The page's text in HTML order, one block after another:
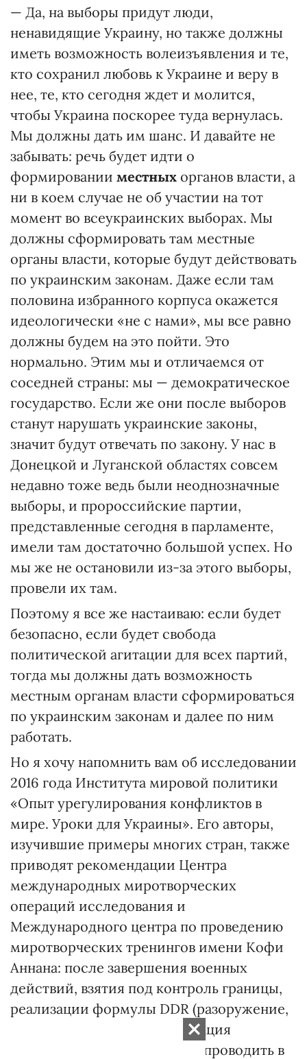
— Да, на выборы придут люди,
ненавидящие Украину, но также должны
иметь возможность волеизъявления и те,
кто сохранил любовь к Украине и веру в
нее, те, кто сегодня ждет и молится,
чтобы Украина поскорее туда вернулась.
Мы должны дать им шанс. И давайте не
забывать: речь будет идти о
формировании местных органов власти, а
ни в коем случае не об участии на тот
момент во всеукраинских выборах. Мы
должны сформировать там местные
органы власти, которые будут действовать
по украинским законам. Даже если там
половина избранного корпуса окажется
идеологически «не с нами», мы все равно
должны будем на это пойти. Это
нормально. Этим мы и отличаемся от
соседней страны: мы — демократическое
государство. Если же они после выборов
станут нарушать украинские законы,
значит будут отвечать по закону. У нас в
Донецкой и Луганской областях совсем
недавно тоже ведь были неоднозначные
выборы, и пророссийские партии,
представленные сегодня в парламенте,
имели там достаточно большой успех. Но
мы же не остановили из-за этого выборы,
провели их там.
Поэтому я все же настаиваю: если будет
безопасно, если будет свобода
политической агитации для всех партий,
тогда мы должны дать возможность
местным органам власти сформироваться
по украинским законам и далее по ним
работать.
Но я хочу напомнить вам об исследовании
2016 года Института мировой политики
«Опыт урегулирования конфликтов в
мире. Уроки для Украины». Его авторы,
изучившие примеры многих стран, также
приводят рекомендации Центра
международных миротворческих
операций исследования и
Международного центра по проведению
миротворческих тренингов имени Кофи
Аннана: после завершения военных
действий, взятия под контроль границы,
реализации формулы DDR (разоружение,
демилитаризация, реинтеграция
комбатантов) выборы нужно проводить в